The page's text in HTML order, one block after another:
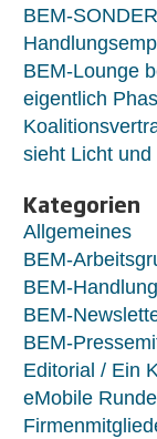
BEM-
BEM-Lounge
eigentlich
sieht Licht
Kategorien
Allgemeines
BEM-
BEM-
BEM-
BEM-
Editorial / Ein
eMobile